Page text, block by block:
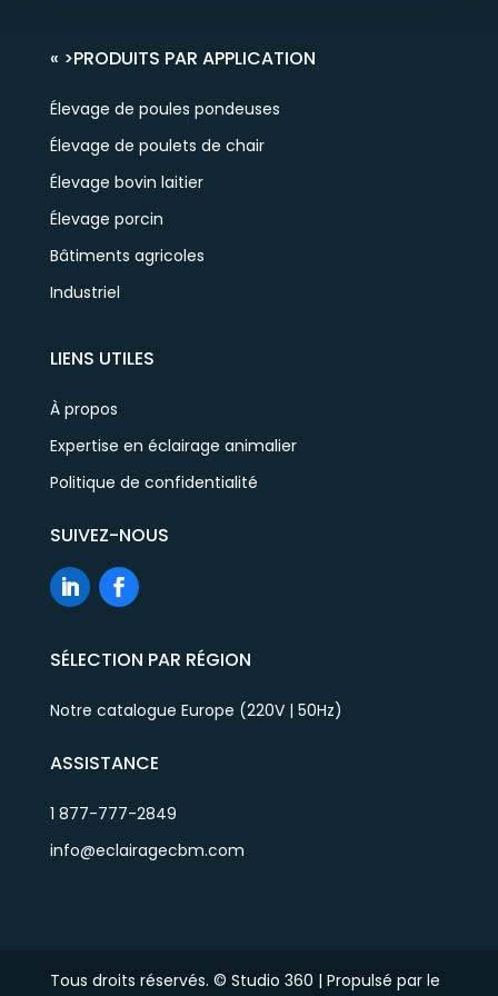
« >PRODUITS PAR APPLICATION
Élevage de poules pondeuses
Élevage de poulets de chair
Élevage bovin laitier
Élevage porcin
Bâtiments agricoles
Industriel
LIENS UTILES
À propos
Expertise en éclairage animalier
Politique de confidentialité
SUIVEZ-NOUS
SÉLECTION PAR RÉGION
Notre catalogue Europe (220V | 50Hz)
ASSISTANCE
1 877-777-2849
info@eclairagecbm.com
Tous droits réservés. © Studio 360 | Propulsé par le